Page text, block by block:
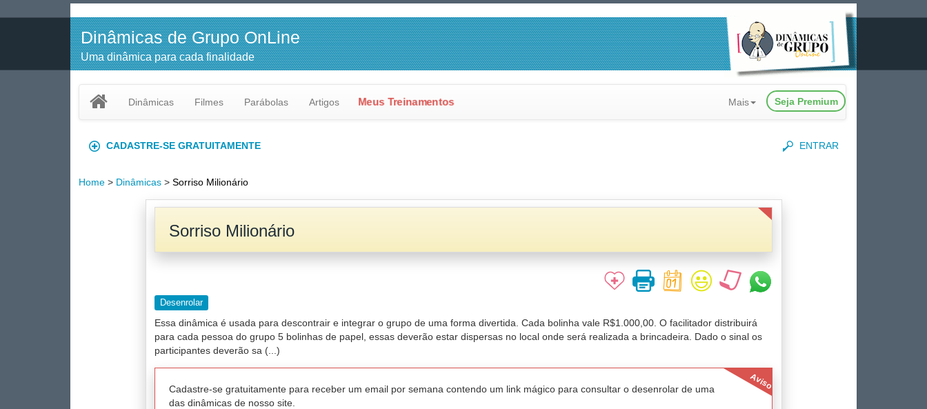
Dinâmicas de Grupo OnLine
Uma dinâmica para cada finalidade
Dinâmicas Filmes Parábolas Artigos Meus Treinamentos Mais Seja Premium
CADASTRE-SE GRATUITAMENTE ENTRAR
Home > Dinâmicas > Sorriso Milionário
Sorriso Milionário
Desenrolar
Essa dinâmica é usada para descontrair e integrar o grupo de uma forma divertida. Cada bolinha vale R$1.000,00. O facilitador distribuirá
para cada pessoa do grupo 5 bolinhas de papel, essas deverão estar dispersas no local onde será realizada a brincadeira. Dado o sinal os
participantes deverão sa (...)
Aviso
Cadastre-se gratuitamente para receber um email por semana contendo um link mágico para consultar o desenrolar de uma
das dinâmicas de nosso site.